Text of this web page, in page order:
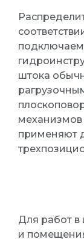
штока
механизмов
применяют
Для работ в
и